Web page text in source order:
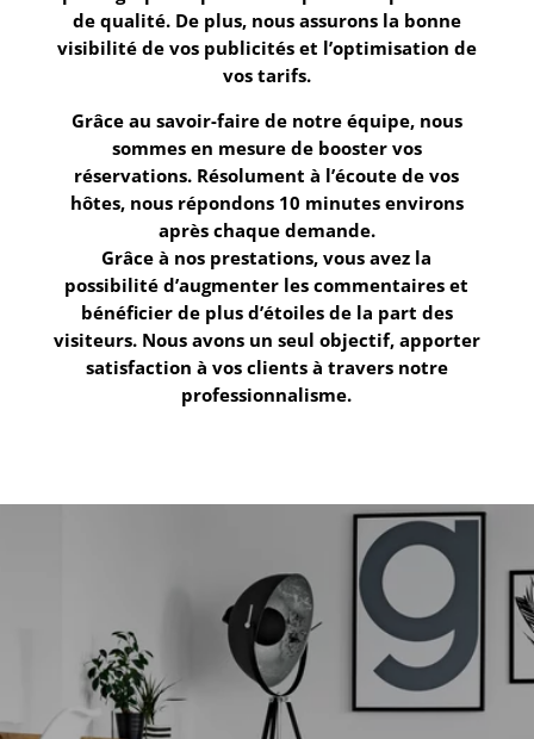
de qualité. De plus, nous assurons la bonne
visibilité de vos publicités et l’optimisation de
vos tarifs.
Grâce au savoir-faire de notre équipe, nous
sommes en mesure de booster vos
réservations. Résolument à l’écoute de vos
hôtes, nous répondons 10 minutes environs
après chaque demande.
Grâce à nos prestations, vous avez la
possibilité d’augmenter les commentaires et
bénéficier de plus d’étoiles de la part des
visiteurs. Nous avons un seul objectif, apporter
satisfaction à vos clients à travers notre
professionnalisme.